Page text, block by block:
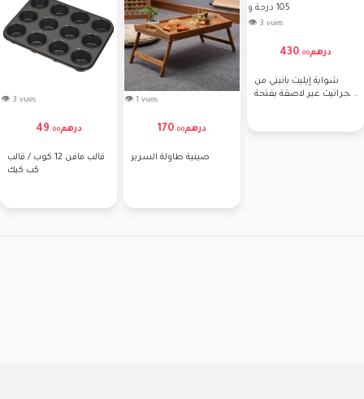
👁 3 vues
49 . 00درهم
قالب مافن 12 كوب / قالب
كب كيك
👁 1 vues
170. 00درهم
صينية طاولة السرير
👁 3 vues
430. 00درهم
شواية إيليت بانيني من
الجرانيت غير لاصقة بفتحة